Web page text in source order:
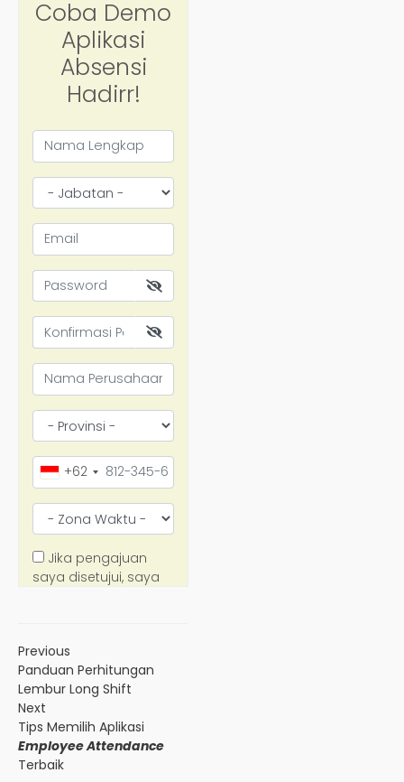
Previous
Panduan Perhitungan
Lembur Long Shift
Next
Tips Memilih Aplikasi
Employee Attendance
Terbaik